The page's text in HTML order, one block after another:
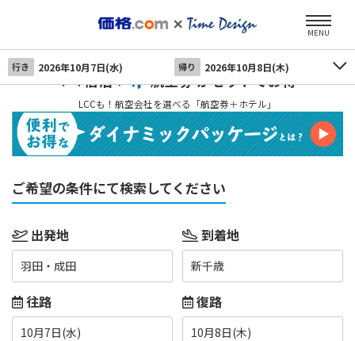
MENU
行き 2026年10月7日(水) 帰り 2026年10月8日(木)
宿泊＋ 航空券 がセットでお得
LCCも！航空会社を選べる「航空券＋ホテル」
ご希望の条件にて検索してください
出発地
羽田・成田
到着地
新千歳
往路
10月7日(水)
復路
10月8日(木)